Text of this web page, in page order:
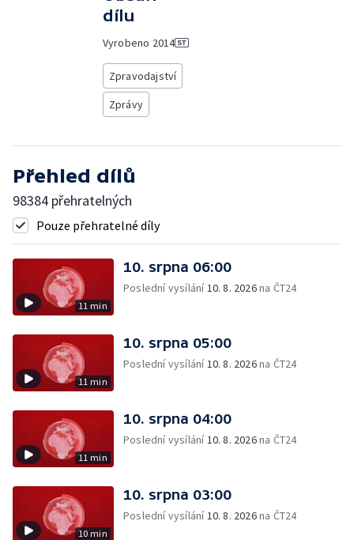
dílu
Vyrobeno 2014
Zpravodajství
Zprávy
Přehled dílů
98384 přehratelných
Pouze přehratelné díly
11 min
10. srpna 06:00
Poslední vysílání10. 8. 2026na ČT24
11 min
10. srpna 05:00
Poslední vysílání10. 8. 2026na ČT24
11 min
10. srpna 04:00
Poslední vysílání10. 8. 2026na ČT24
10 min
10. srpna 03:00
Poslední vysílání10. 8. 2026na ČT24